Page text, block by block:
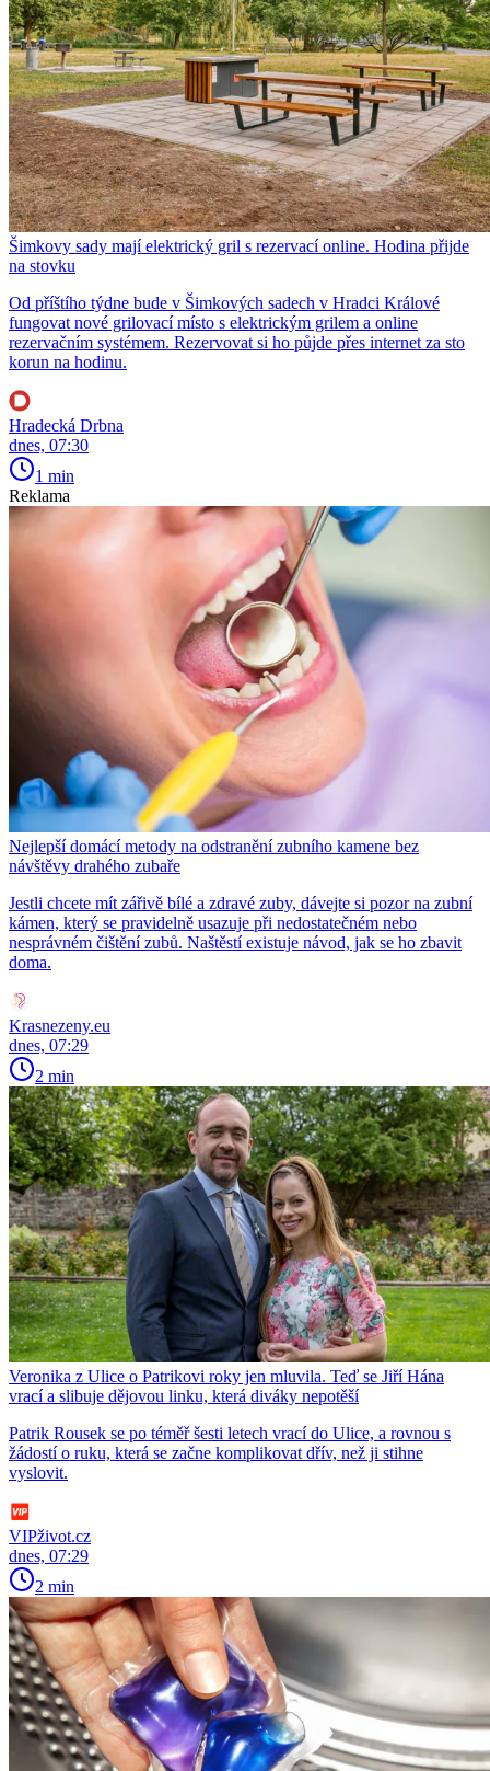
Šimkovy sady mají elektrický gril s rezervací online. Hodina přijde
na stovku
Od příštího týdne bude v Šimkových sadech v Hradci Králové
fungovat nové grilovací místo s elektrickým grilem a online
rezervačním systémem. Rezervovat si ho půjde přes internet za sto
korun na hodinu.
Hradecká Drbna
dnes, 07:30
1 min
Reklama
Nejlepší domácí metody na odstranění zubního kamene bez
návštěvy drahého zubaře
Jestli chcete mít zářivě bílé a zdravé zuby, dávejte si pozor na zubní
kámen, který se pravidelně usazuje při nedostatečném nebo
nesprávném čištění zubů. Naštěstí existuje návod, jak se ho zbavit
doma.
Krasnezeny.eu
dnes, 07:29
2 min
Veronika z Ulice o Patrikovi roky jen mluvila. Teď se Jiří Hána
vrací a slibuje dějovou linku, která diváky nepotěší
Patrik Rousek se po téměř šesti letech vrací do Ulice, a rovnou s
žádostí o ruku, která se začne komplikovat dřív, než ji stihne
vyslovit.
VIPživot.cz
dnes, 07:29
2 min